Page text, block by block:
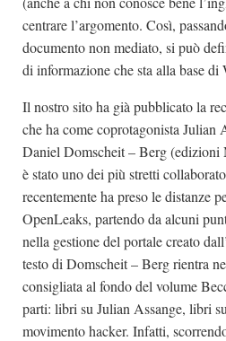
centrare l’argomento. Così,
documento non mediato, si può
di informazione che sta alla base
Il nostro sito ha già pubblicato la
che ha come coprotagonista Julian
Daniel Domscheit – Berg (edizioni
è stato uno dei più stretti
recentemente ha preso le distanze
OpenLeaks, partendo da alcuni
nella gestione del portale creato
testo di Domscheit – Berg rientra
consigliata al fondo del volume
parti: libri su Julian Assange, libri
movimento hacker. Infatti,